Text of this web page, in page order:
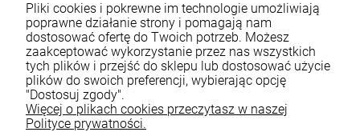
Pliki cookies i pokrewne im technologie umożliwiają
poprawne działanie strony i pomagają nam
dostosować ofertę do Twoich potrzeb. Możesz
zaakceptować wykorzystanie przez nas wszystkich
tych plików i przejść do sklepu lub dostosować użycie
plików do swoich preferencji, wybierając opcję
"Dostosuj zgody".
Więcej o plikach cookies przeczytasz w naszej
Polityce prywatności.